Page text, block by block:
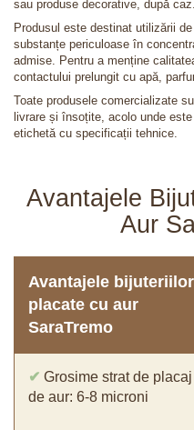
sau produse decorative, după caz.
Produsul este destinat utilizării
substanțe periculoase în
admise. Pentru a menține
contactului prelungit cu apă,
Toate produsele comercializate
livrare și însoțite, acolo unde
etichetă cu specificații tehnice.
Avantajele
Aur
Avantajele bijuteriilor
placate cu aur
SaraTremo
✔ Grosime strat de placaj
de aur: 6-8 microni